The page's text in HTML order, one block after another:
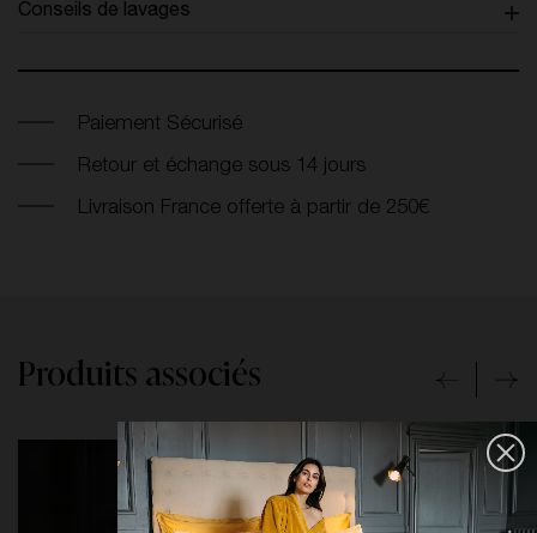
Conseils de lavages
Paiement Sécurisé
Retour et échange sous 14 jours
Livraison France offerte à partir de 250€
Produits associés